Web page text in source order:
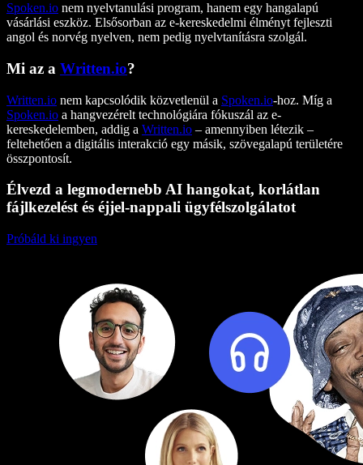
Spoken.io nem nyelvtanulási program, hanem egy hangalapú
vásárlási eszköz. Elsősorban az e-kereskedelmi élményt fejleszti
angol és norvég nyelven, nem pedig nyelvtanításra szolgál.
Mi az a Written.io?
Written.io nem kapcsolódik közvetlenül a Spoken.io-hoz. Míg a
Spoken.io a hangvezérelt technológiára fókuszál az e-
kereskedelemben, addig a Written.io – amennyiben létezik –
feltehetően a digitális interakció egy másik, szövegalapú területére
összpontosít.
Élvezd a legmodernebb AI hangokat, korlátlan
fájlkezelést és éjjel-nappali ügyfélszolgálatot
Próbáld ki ingyen